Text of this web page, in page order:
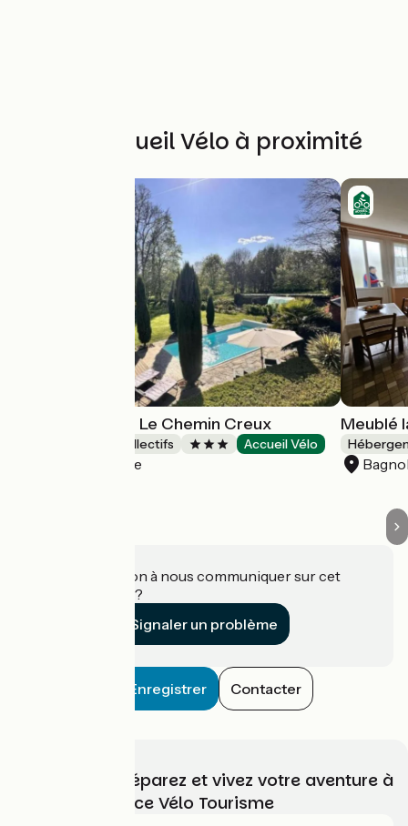
Autres Accueil Vélo à proximité
Gîtes de France Le Chemin Creux
Hébergements collectifs Accueil Vélo
Rives d'Andaine
Meublé
Une information à nous communiquer sur cet
établissement ?
Signaler un problème
Enregistrer Contacter
Choisissez, préparez et vivez votre aventure à
vélo avec France Vélo Tourisme